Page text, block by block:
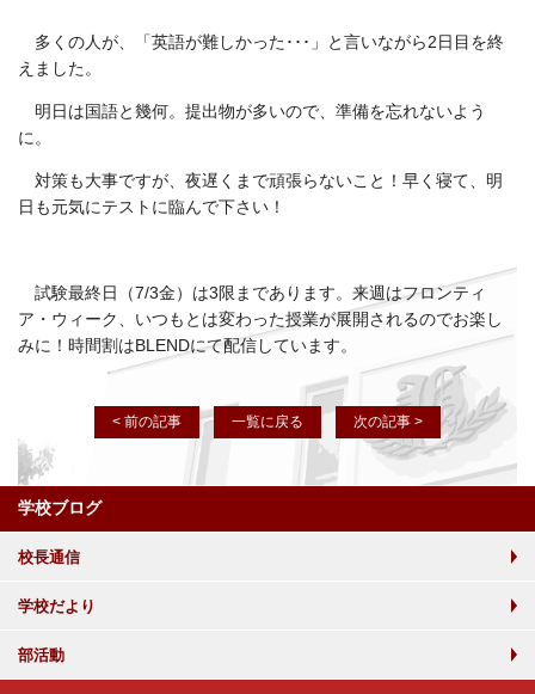
多くの人が、「英語が難しかった･･･」と言いながら2日目を終
えました。
明日は国語と幾何。提出物が多いので、準備を忘れないよう
に。
対策も大事ですが、夜遅くまで頑張らないこと！早く寝て、明
日も元気にテストに臨んで下さい！
試験最終日（7/3金）は3限まであります。来週はフロンティ
ア・ウィーク、いつもとは変わった授業が展開されるのでお楽し
みに！時間割はBLENDにて配信しています。
< 前の記事 一覧に戻る 次の記事 >
学校ブログ
校長通信
学校だより
部活動